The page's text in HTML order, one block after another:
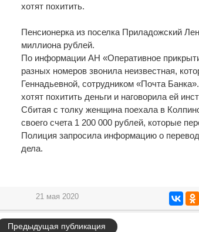
хотят похитить.
Пенсионерка из поселка Приладожский
миллиона рублей.
По информации АН «Оперативное
разных номеров звонила неизвестная,
Геннадьевной, сотрудником «Почта
хотят похитить деньги и наговорила ей
Сбитая с толку женщина поехала в
своего счета 1 200 000 рублей, которые
Полиция запросила информацию о
дела.
21 мая 2020
Предыдущая публикация